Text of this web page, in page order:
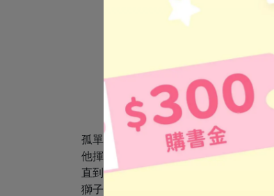
孤單的獅子國王鼓起勇氣去交朋友。
他揮舞爪子、露出尖牙，甚至和大家開
直到有一天，一個小女孩注意到他，並
獅子國王究竟能不能交到朋友呢？